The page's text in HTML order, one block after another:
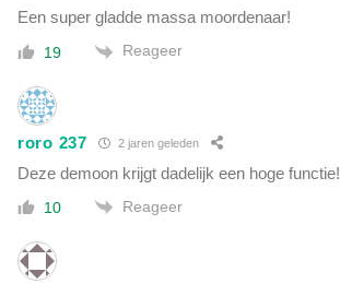
Een super gladde massa moordenaar!
19 Reageer
roro 237 2 jaren geleden
Deze demoon krijgt dadelijk een hoge functie!
10 Reageer